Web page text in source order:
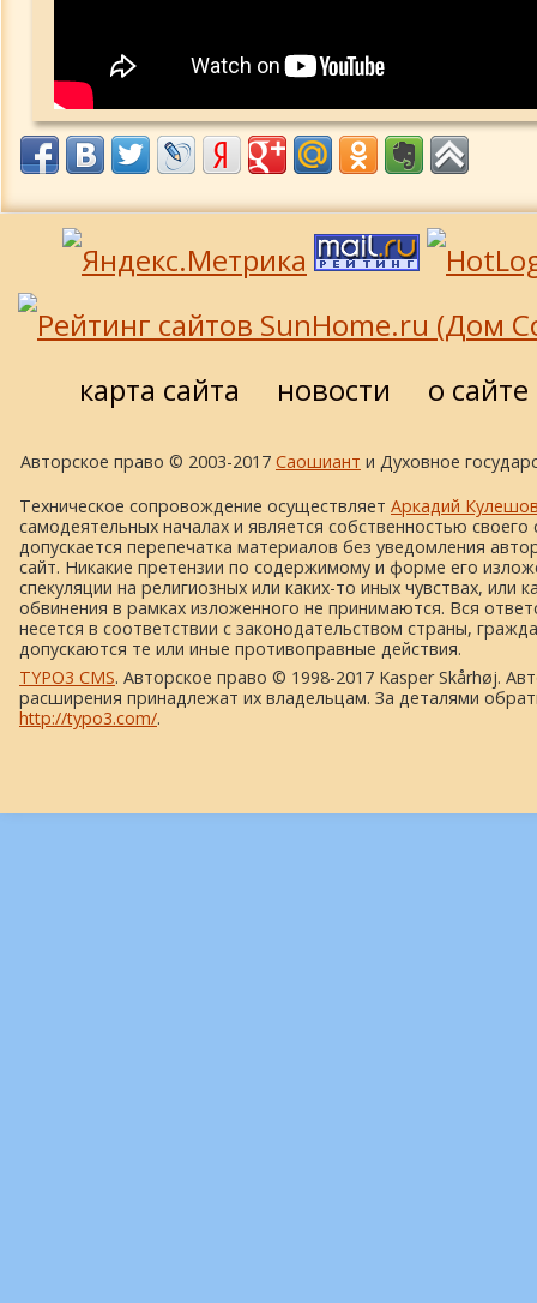
карта сайта новости о сайте
Авторское право © 2003-2017 Саошиант и Духовное
Техническое сопровождение осуществляет Аркадий
самодеятельных началах и является собственностью своего
допускается перепечатка материалов без уведомления
сайт. Никакие претензии по содержимому и форме его
спекуляции на религиозных или каких-то иных чувствах, или
обвинения в рамках изложенного не принимаются. Вся
несется в соответствии с законодательством страны,
допускаются те или иные противоправные действия.
TYPO3 CMS. Авторское право © 1998-2017 Kasper Skårhøj.
расширения принадлежат их владельцам. За деталями
http://typo3.com/.